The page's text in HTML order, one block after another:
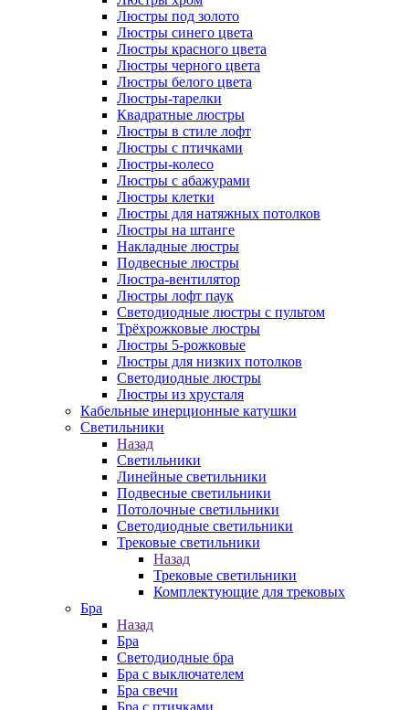
Люстры под золото
Люстры синего цвета
Люстры красного цвета
Люстры черного цвета
Люстры белого цвета
Люстры-тарелки
Квадратные люстры
Люстры в стиле лофт
Люстры с птичками
Люстры-колесо
Люстры с абажурами
Люстры клетки
Люстры для натяжных потолков
Люстры на штанге
Накладные люстры
Подвесные люстры
Люстра-вентилятор
Люстры лофт паук
Светодиодные люстры с пультом
Трёхрожковые люстры
Люстры 5-рожковые
Люстры для низких потолков
Cветодиодные люстры
Люстры из хрусталя
Кабельные инерционные катушки
Светильники
Назад
Светильники
Линейные светильники
Подвесные светильники
Потолочные светильники
Светодиодные светильники
Трековые светильники
Назад
Трековые светильники
Комплектующие для трековых
Бра
Назад
Бра
Светодиодные бра
Бра с выключателем
Бра свечи
Бра с птичками